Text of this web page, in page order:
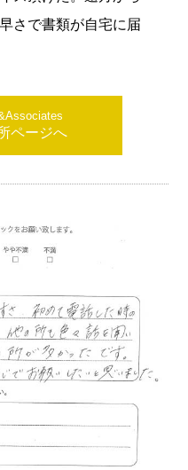
さで書類が自宅に届
ページへ